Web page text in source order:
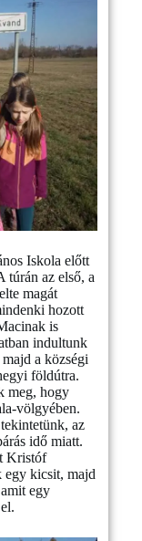
Iskola előtt
túrán az első, a
magát
hozott
is
indultunk
a községi
földútra.
meg, hogy
völgyében.
az
idő miatt.
Kristóf
kicsit, majd
egy